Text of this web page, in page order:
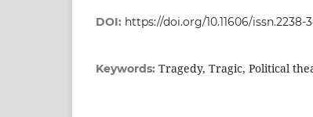
DOI: https://doi.org/10.11606/issn.2238-
Keywords: Tragedy, Tragic, Political